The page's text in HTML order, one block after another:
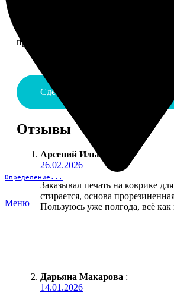
Определение...
Меню
Введите адрес и выберите способ
у вас есть промокод, введите его в
промокода.
Сделать заказ
Отзывы
Арсений Ильин
26.02.2026
Заказывал печать на коврике
стирается, основа
Пользуюсь уже полгода, всё как
Дарьяна Макарова :
14.01.2026